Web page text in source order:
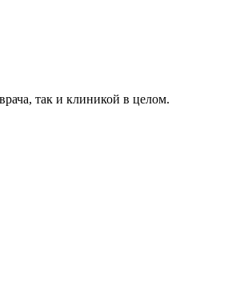
так и клиникой в целом.